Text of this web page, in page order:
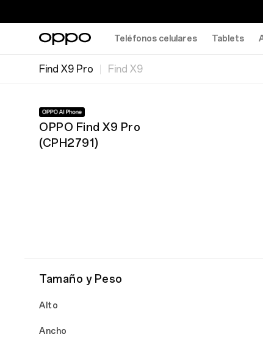
Teléfonos celulares Tablets
Find X9 Pro Find X9
OPPO Find X9 Pro
(CPH2791)
Tamaño y Peso
Alto
Ancho